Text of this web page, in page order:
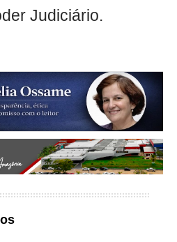
Judiciário.